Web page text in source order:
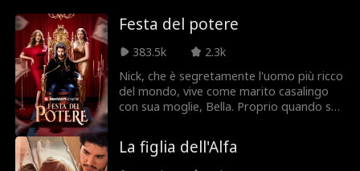
Festa del potere
383.5k
2.3k
Nick, che è segretamente l'uomo più ricco
del mondo, vive come marito casalingo
con sua moglie, Bella. Proprio quando sta
condividere la sua ricchezza e potere con
lei, scopre il tradimento di Bella. Nick si
rende conto di aver scambiato Bella per il
La figlia dell'Alfa